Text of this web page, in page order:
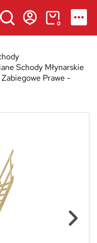
0
Schody Młynarskie
Prawe -